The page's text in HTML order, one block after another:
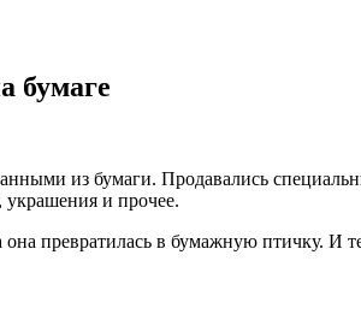
бумаге
из бумаги. Продавались
и прочее.
превратилась в бумажную птичку. И